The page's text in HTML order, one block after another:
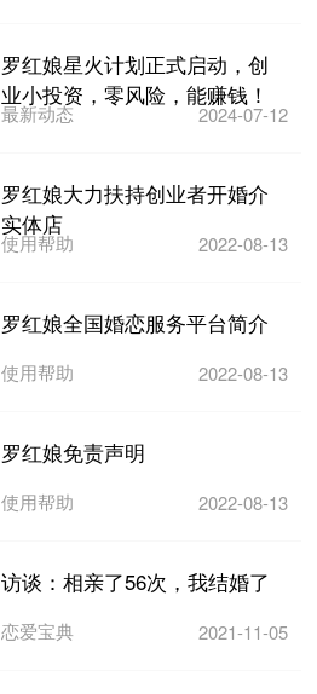
罗红娘星火计划正式启动，创
业小投资，零风险，能赚钱！
最新动态 2024-07-12
罗红娘大力扶持创业者开婚介
实体店
使用帮助 2022-08-13
罗红娘全国婚恋服务平台简介
使用帮助 2022-08-13
罗红娘免责声明
使用帮助 2022-08-13
访谈：相亲了56次，我结婚了
恋爱宝典 2021-11-05